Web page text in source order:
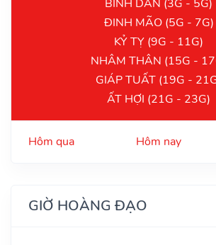
BÍNH DẦN (3G - 5G)
ĐINH MÃO (5G - 7G)
KỶ TỴ (9G - 11G)
NHÂM THÂN (15G -
GIÁP TUẤT (19G -
ẤT HỢI (21G - 23G)
Hôm qua Hôm nay
GIỜ HOÀNG ĐẠO